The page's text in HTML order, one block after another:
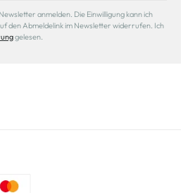
anmelden. Die Einwilligung kann ich
den Abmeldelink im Newsletter widerrufen. Ich
gelesen.